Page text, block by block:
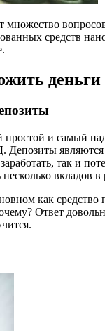
средств
и самый
являются
так и
вкладов в
как
Ответ